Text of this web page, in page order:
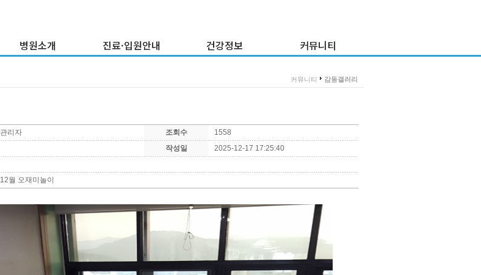
병원소개
병원연혁
병원둘러보기
부서소개
찾아오시는 길
진료·입원안내
입·퇴원안내
비급여내역현황
건강정보
건강정보 게시판
커뮤니티
이 달의 프로그램
질문과 답변
채용공고
병원소식
불만고충접수
커뮤니티
> 감동갤러리
관리자 조회수
1558
작성일
2025-12-17 17:25:40
12월 오재미놀이